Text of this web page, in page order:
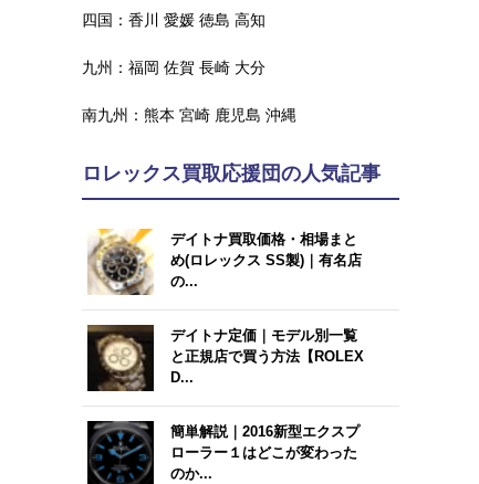
四国： 香川 愛媛 徳島 高知
九州： 福岡 佐賀 長崎 大分
南九州： 熊本 宮崎 鹿児島 沖縄
ロレックス買取応援団の人気記事
デイトナ買取価格・相場まと
め(ロレックス SS製)｜有名店
の...
デイトナ定価｜モデル別一覧
と正規店で買う方法【ROLEX
D...
簡単解説｜2016新型エクスプ
ローラー１はどこが変わった
のか...